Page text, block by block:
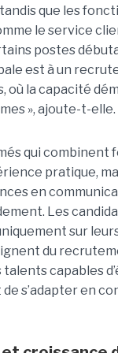
que les
le service
postes
est à un
où la capacité
», ajoute-t-elle.
qui combinent
pratique,
en
Les
sur
du
capables
s’adapter en